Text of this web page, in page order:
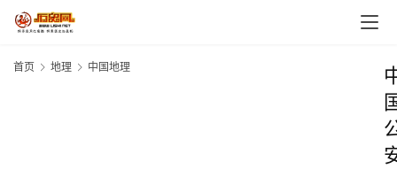
首页 地理 中国地理